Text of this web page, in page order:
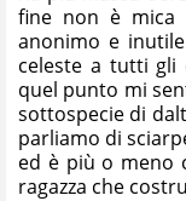
fine non è mica
anonimo e
celeste a tutti gli
quel punto mi
sottospecie di
parliamo di
ed è più o meno
ragazza che